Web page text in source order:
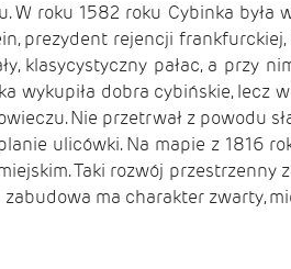
W roku 1582 roku Cybinka
prezydent rejencji
klasycystyczny pałac, a przy
wykupiła dobra cybińskie,
Nie przetrwał z powodu
ulicówki. Na mapie z
Taki rozwój
ma charakter zwarty,